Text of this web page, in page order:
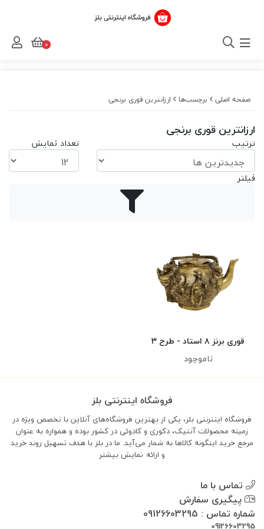
صفحه اصلی برچسب‌ها ارزانترین قوری برنجی
ارزانترین قوری برنجی
ترتیب تعداد نمایش
فیلتر
قوری برنز ۸ استاد - طرح ۳
ناموجود
فروشگاه اینترنتی بلز
فروشگاه اینترنتی بلز، یکی از بهترین فروشگاه‌های آنلاین با تخصص ویژه در
زمینه محصولات آنتیک، دکوری و کادوئی در کشور بوده و همواره به عنوان
مرجع خرید اینگونه کالاها به شمار می‌آید. ما در بلز با هدف تسهیل روند خرید
و ارائه نمایش بیشتر
تماس با ما
پیگیری سفارش
شماره تماس : 09126603295
09126603295
0